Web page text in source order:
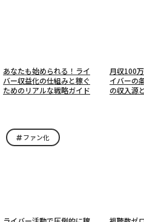
あなたも始められる！ライ
バー収益化の仕組みと稼ぐ
ためのリアルな戦略ガイド
月収100
イバーの
の収入源
ファン化